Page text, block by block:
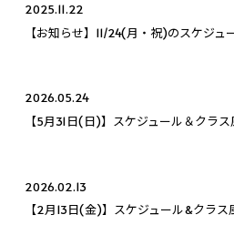
2025.11.22
【お知らせ】11/24(月・祝)のスケジュ
2026.05.24
【5月31日(日)】スケジュール＆クラス
2026.02.13
【2月13日(金)】スケジュール&クラス